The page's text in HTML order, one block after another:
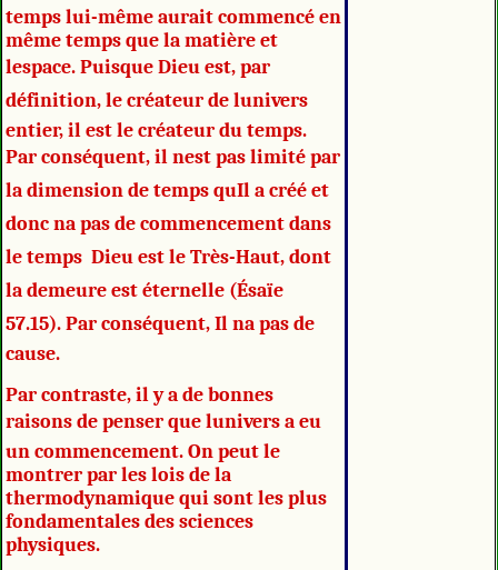
temps lui-même aurait commencé en
même temps que la matière et
lespace. Puisque Dieu est, par
définition, le créateur de lunivers
entier, il est le créateur du temps.
Par conséquent, il nest pas limité par
la dimension de temps quIl a créé et
donc na pas de commencement dans
le temps  Dieu est le Très-Haut, dont
la demeure est éternelle (Ésaïe
57.15). Par conséquent, Il na pas de
cause.
Par contraste, il y a de bonnes
raisons de penser que lunivers a eu
un commencement. On peut le
montrer par les lois de la
thermodynamique qui sont les plus
fondamentales des sciences
physiques.